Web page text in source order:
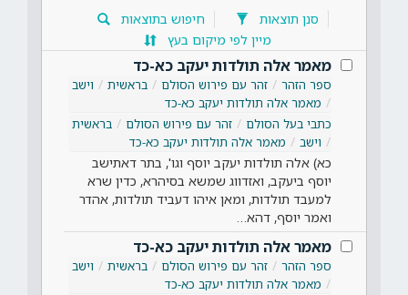
סנן תוצאות
חיפוש בתוצאות
מיין לפי מיקום בעץ
מאמר אלה תולדות יעקב כא-כד
ספר הזהר זהר עם פירוש הסולם בראשית
וישב
מאמר אלה תולדות יעקב כא-כד
כתבי בעל הסולם
זהר עם פירוש הסולם
בראשית
וישב
מאמר אלה תולדות יעקב כא-כד
כא) אלה תולדות יעקב יוסף וגו', בתר דאתישב
יוסף ביעקב, ואזדווג שמשא בסיהרא, כדין שרא
למעבד תולדות, ומאן איהו דעביד תולדות, אהדר
ואמר יוסף, דהא…
מאמר אלה תולדות יעקב כא-כד
ספר הזהר זהר עם פירוש הסולם בראשית
וישב
מאמר אלה תולדות יעקב כא-כד